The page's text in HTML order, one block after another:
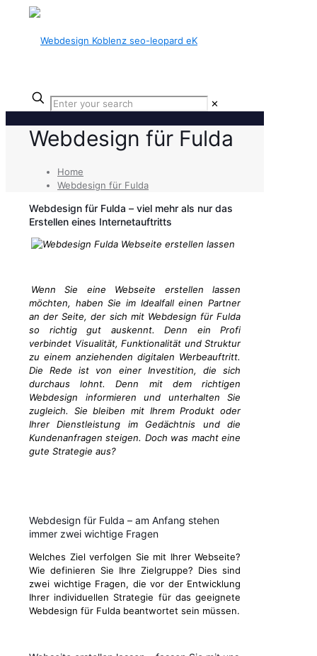
✕
Webdesign für Fulda
Home
Webdesign für Fulda
Webdesign für Fulda – viel mehr als nur das
Erstellen eines Internetauftritts
Wenn Sie eine Webseite erstellen lassen
möchten, haben Sie im Idealfall einen Partner
an der Seite, der sich mit Webdesign für Fulda
so richtig gut auskennt. Denn ein Profi
verbindet Visualität, Funktionalität und Struktur
zu einem anziehenden digitalen Werbeauftritt.
Die Rede ist von einer Investition, die sich
durchaus lohnt. Denn mit dem richtigen
Webdesign informieren und unterhalten Sie
zugleich. Sie bleiben mit Ihrem Produkt oder
Ihrer Dienstleistung im Gedächtnis und die
Kundenanfragen steigen. Doch was macht eine
gute Strategie aus?
Webdesign für Fulda – am Anfang stehen
immer zwei wichtige Fragen
Welches Ziel verfolgen Sie mit Ihrer Webseite?
Wie definieren Sie Ihre Zielgruppe? Dies sind
zwei wichtige Fragen, die vor der Entwicklung
Ihrer individuellen Strategie für das geeignete
Webdesign für Fulda beantwortet sein müssen.